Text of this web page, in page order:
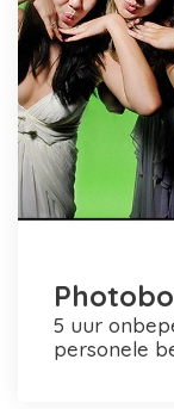
5 uur onbeperkt foto's maken en printen +
personele